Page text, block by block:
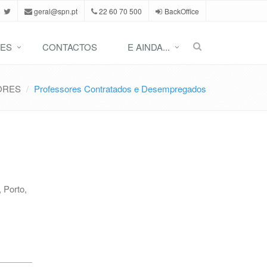
geral@spn.pt 22 60 70 500 BackOffice
CONTACTOS E AINDA...
Professores Contratados e Desempregados
Porto,